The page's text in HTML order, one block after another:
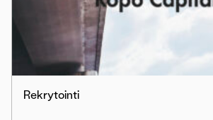
Rekrytointi